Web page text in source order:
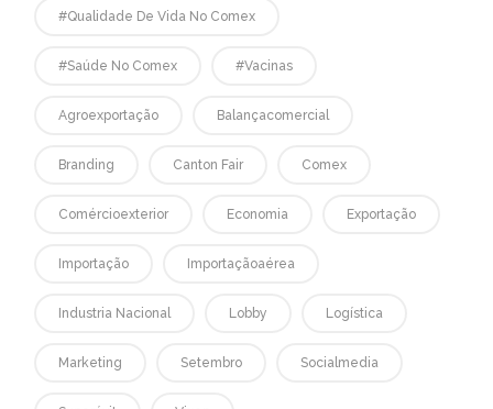
#qualidade De Vida No Comex
#saúde No Comex #vacinas
Agroexportação Balançacomercial
Branding Canton Fair Comex
Comércioexterior Economia Exportação
Importação Importaçãoaérea
Industria Nacional Lobby Logística
Marketing Setembro Socialmedia